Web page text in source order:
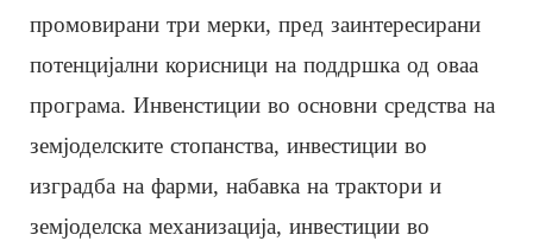
промовирани три мерки, пред заинтересирани
потенцијални корисници на поддршка од оваа
програма. Инвенстиции во основни средства на
земјоделските стопанства, инвестиции во
изградба на фарми, набавка на трактори и
земјоделска механизација, инвестиции во